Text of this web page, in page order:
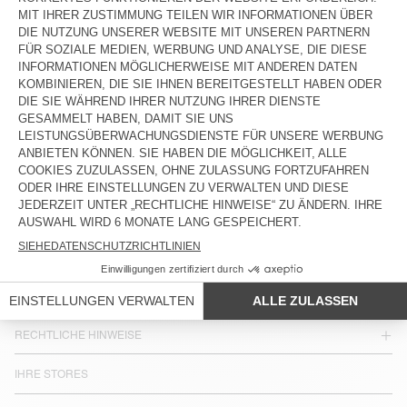
HERRENJOGGINGHOSE JAZY
115 €
LAND/REGION : DEUTSCHLAND
SPRACHE :
KUNDENSERVICE
RECHTLICHE HINWEISE
IHRE STORES
NEWSLETTER